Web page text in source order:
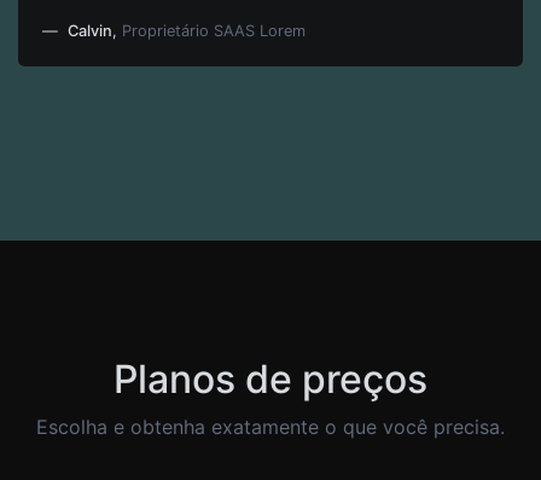
Calvin, Proprietário SAAS Lorem
Planos de preços
Escolha e obtenha exatamente o que você precisa.